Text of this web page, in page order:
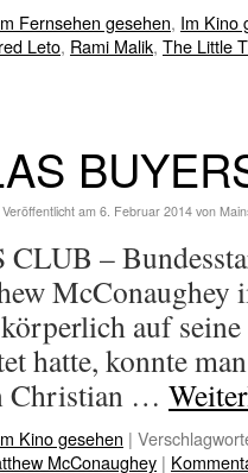
Fernsehen gesehen, Im Kino
Leto, Rami Malik, The Little
Veröffentlicht am 6. Februar 2014 von
–
McConaughey
auf
hatte, konnte
Christian …
Kino gesehen |
McConaughey |